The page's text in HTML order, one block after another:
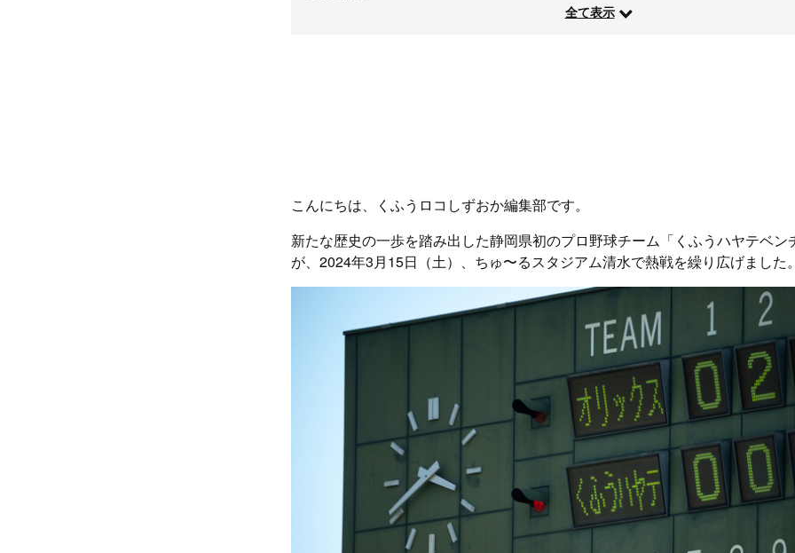
全て表示
こんにちは、くふうロコしずおか編集部です。
新たな歴史の一歩を踏み出した静岡県初のプロ野球チーム「くふうハヤテベン
が、2024年3月15日（土）、ちゅ〜るスタジアム清水で熱戦を繰り広げました